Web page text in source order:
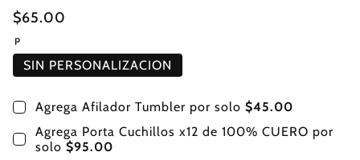
$65.00
P
SIN PERSONALIZACION
Agrega Afilador Tumbler por solo $45.00
Agrega Porta Cuchillos x12 de 100% CUERO por
solo $95.00